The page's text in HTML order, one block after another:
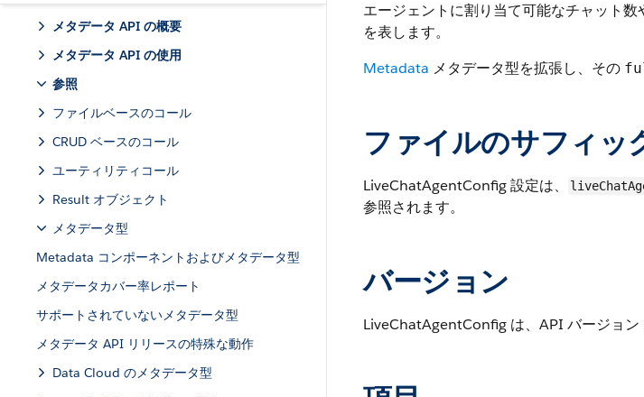
メタデータ API の概要
メタデータ API の使用
参照
ファイルベースのコール
CRUD ベースのコール
ユーティリティコール
Result オブジェクト
メタデータ型
Metadata コンポーネントおよびメタデータ型
メタデータカバー率レポート
サポートされていないメタデータ型
メタデータ API リリースの特殊な動作
Data Cloud のメタデータ型
エージェントに割り当て可能なチャット
を表します。
Metadata メタデータ型を拡張し、その
ファイルのサフィッ
LiveChatAgentConfig 設定は、
参照されます。
バージョン
LiveChatAgentConfig は、API バージョン